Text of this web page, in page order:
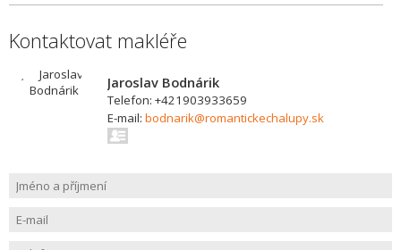
Kontaktovat makléře
Jaroslav Bodnárik
Telefon: +421903933659
E-mail: bodnarik@romantickechalupy.sk